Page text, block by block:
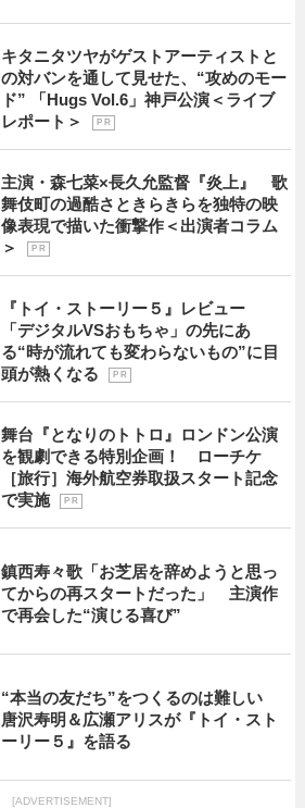
キタニタツヤがゲストアーティストと
の対バンを通して見せた、“攻めのモー
ド” 「Hugs Vol.6」神戸公演＜ライブ
レポート＞
P R
主演・森七菜×長久允監督『炎上』 歌
舞伎町の過酷さときらきらを独特の映
像表現で描いた衝撃作＜出演者コラム
＞
P R
『トイ・ストーリー５』レビュー
「デジタルVSおもちゃ」の先にあ
る“時が流れても変わらないもの”に目
頭が熱くなる
P R
舞台『となりのトトロ』ロンドン公演
を観劇できる特別企画！ ローチケ
［旅行］海外航空券取扱スタート記念
で実施
P R
鎮西寿々歌「お芝居を辞めようと思っ
てからの再スタートだった」 主演作
で再会した“演じる喜び”
“本当の友だち”をつくるのは難しい
唐沢寿明＆広瀬アリスが『トイ・スト
ーリー５』を語る
[ADVERTISEMENT]